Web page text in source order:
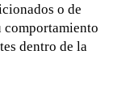
o de
comportamiento
dentro de la